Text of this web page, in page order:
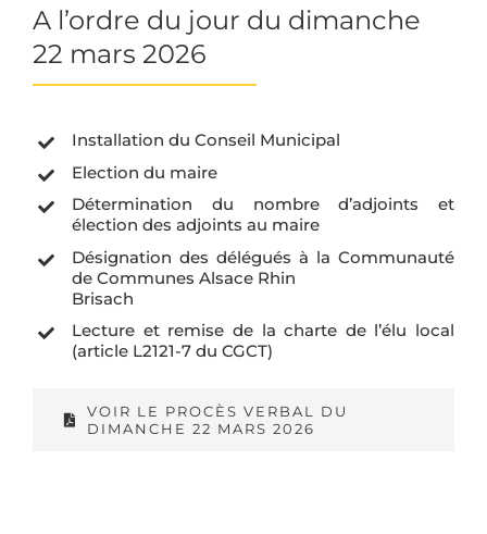
A l’ordre du jour du dimanche
22 mars 2026
Installation du Conseil Municipal
Election du maire
Détermination du nombre d’adjoints et
élection des adjoints au maire
Désignation des délégués à la Communauté
de Communes Alsace Rhin
Brisach
Lecture et remise de la charte de l’élu local
(article L2121-7 du CGCT)
VOIR LE PROCÈS VERBAL DU
DIMANCHE 22 MARS 2026